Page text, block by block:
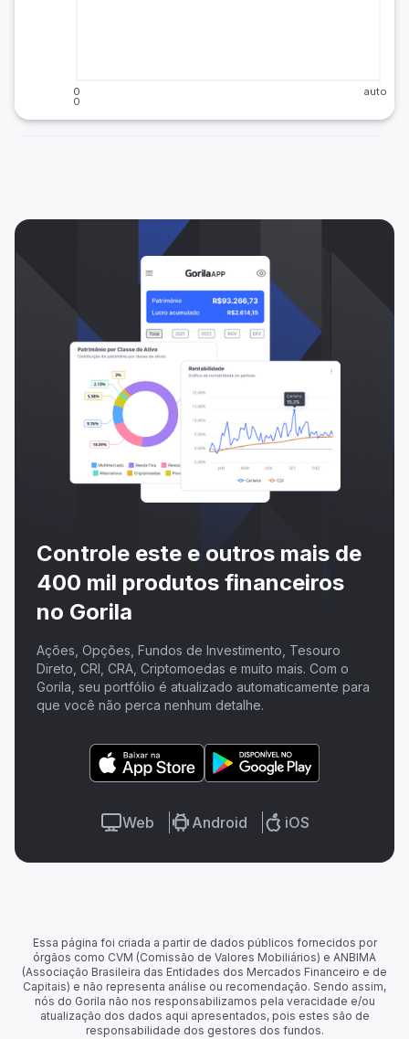
0
0
auto
Controle este e outros mais de
400 mil produtos financeiros
no Gorila
Ações, Opções, Fundos de Investimento, Tesouro
Direto, CRI, CRA, Criptomoedas e muito mais. Com o
Gorila, seu portfólio é atualizado automaticamente para
que você não perca nenhum detalhe.
Web Android iOS
Essa página foi criada a partir de dados públicos fornecidos por
órgãos como CVM (Comissão de Valores Mobiliários) e ANBIMA
(Associação Brasileira das Entidades dos Mercados Financeiro e de
Capitais) e não representa análise ou recomendação. Sendo assim,
nós do Gorila não nos responsabilizamos pela veracidade e/ou
atualização dos dados aqui apresentados, pois estes são de
responsabilidade dos gestores dos fundos.